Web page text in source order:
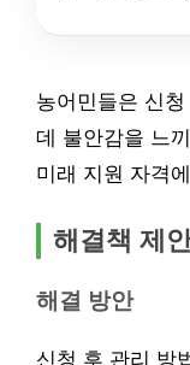
농어민들은 신
데 불안감을 느
미래 지원 자격
해결책 제
해결 방안
신청 후 관리 방